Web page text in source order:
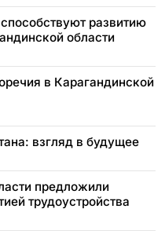
развитию
области
в Карагандинской
взгляд в будущее
предложили
трудоустройства